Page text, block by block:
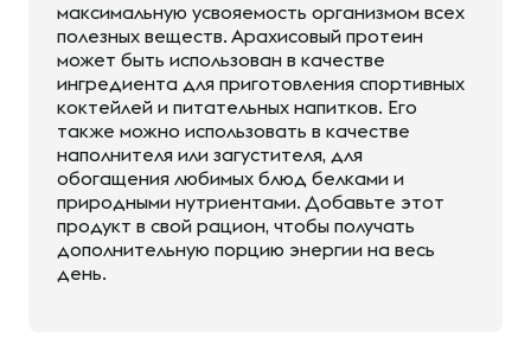
максимальную усвояемость организмом всех
полезных веществ. Арахисовый протеин
может быть использован в качестве
ингредиента для приготовления спортивных
коктейлей и питательных напитков. Его
также можно использовать в качестве
наполнителя или загустителя, для
обогащения любимых блюд белками и
природными нутриентами. Добавьте этот
продукт в свой рацион, чтобы получать
дополнительную порцию энергии на весь
день.